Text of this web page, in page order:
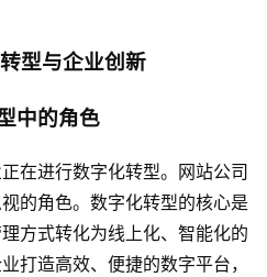
型与企业创新
中的角色
在进行数字化转型。网站公司
的角色。数字化转型的核心是
方式转化为线上化、智能化的
打造高效、便捷的数字平台，